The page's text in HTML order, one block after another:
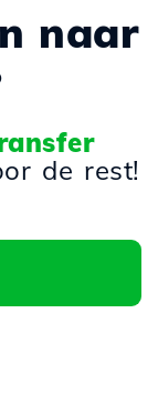
naar
de rest!